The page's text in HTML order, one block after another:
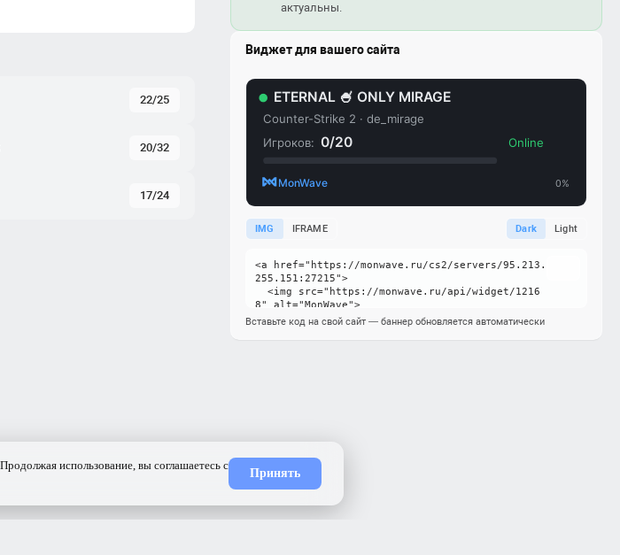
22/25
20/32
17/24
актуальны.
Виджет для вашего сайта
IMG IFRAME Dark Light
Вставьте код на свой сайт — баннер обновляется автоматически